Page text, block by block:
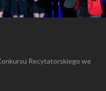
Recytatorskiego we